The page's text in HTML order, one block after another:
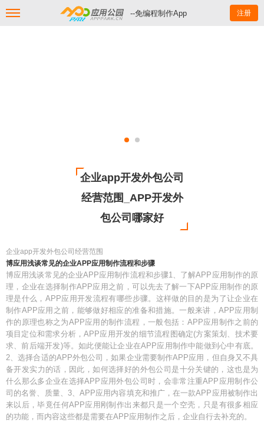
--免编程制作App 注册
企业app开发外包公司
经营范围_APP开发外
包公司哪家好
企业app开发外包公司经营范围
博应用浅谈常见的企业APP应用制作流程和步骤
博应用浅谈常见的企业APP应用制作流程和步骤1、了解APP应用制作的原
理，企业在选择制作APP应用之前，可以先去了解一下APP应用制作的原
理是什么，APP应用开发流程有哪些步骤。这样做的目的是为了让企业在
制作APP应用之前，能够做好相应的准备和措施。一般来讲，APP应用制
作的原理也称之为APP应用的制作流程，一般包括：APP应用制作之前的
项目定位和需求分析，APP应用开发的细节流程图确定(方案策划、技术要
求、前后端开发)等。如此便能让企业在APP应用制作中能做到心中有底。
2、选择合适的APP外包公司，如果企业需要制作APP应用，但自身又不具
备开发实力的话，因此，如何选择好的外包公司是十分关键的，这也是为
什么那么多企业在选择APP应用外包公司时，会非常注重APP应用制作公
司的名誉、质量、3、APP应用内容填充和推广，在一款APP应用被制作出
来以后，毕竟任何APP应用刚制作出来都只是一个空壳，只是有很多相应
的功能，而内容这些都是需要在APP应用制作之后，企业自行去补充的。